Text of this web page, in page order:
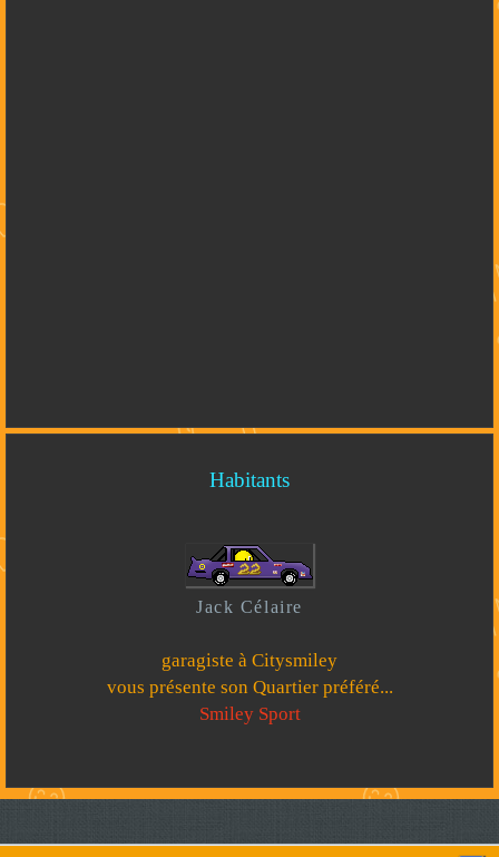
Habitants
Jack Célaire
garagiste à Citysmiley
vous présente son Quartier préféré...
Smiley Sport